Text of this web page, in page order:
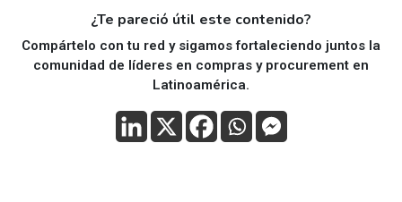
¿Te pareció útil este contenido?
Compártelo con tu red y sigamos fortaleciendo juntos la
comunidad de líderes en compras y procurement en
Latinoamérica.